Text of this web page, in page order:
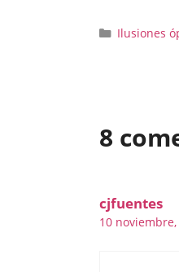
Categorías
Ilusiones
8
cjfuentes
10 noviembre,